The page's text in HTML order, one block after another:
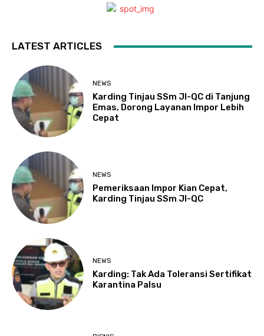
LATEST ARTICLES
NEWS
Karding Tinjau SSm JI-QC di Tanjung
Emas, Dorong Layanan Impor Lebih
Cepat
NEWS
Pemeriksaan Impor Kian Cepat,
Karding Tinjau SSm JI-QC
NEWS
Karding: Tak Ada Toleransi Sertifikat
Karantina Palsu